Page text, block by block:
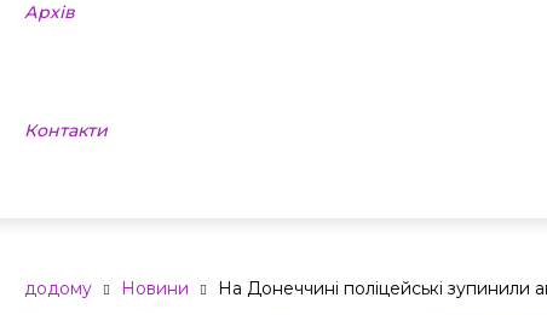
Архів
Контакти
додому Новини На Донеччині поліцейські зупинили